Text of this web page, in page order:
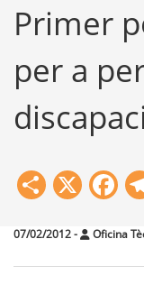
Formación
Primer
per a
Share
X
07/02/2012- Oficina